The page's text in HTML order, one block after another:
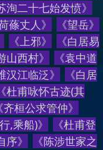
洵二十七始发愤》
蓧丈人》 《望岳》
《上邪》 《白居易
山西村》 《袁中道
汉江临泛》 《白居
《杜甫咏怀古迹(其
齐桓公求管仲》
,乘船)》 《杜甫登
序》 《陈涉世家之